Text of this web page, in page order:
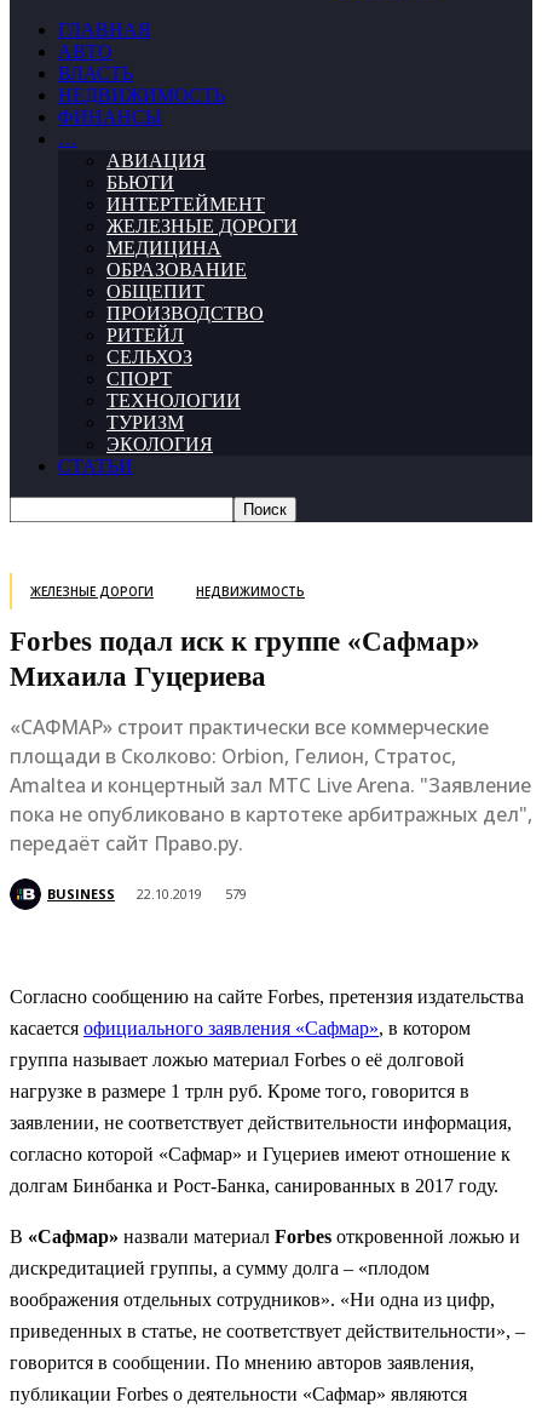
ГЛАВНАЯ
АВТО
ВЛАСТЬ
НЕДВИЖИМОСТЬ
ФИНАНСЫ
…
АВИАЦИЯ
БЬЮТИ
ИНТЕРТЕЙМЕНТ
ЖЕЛЕЗНЫЕ ДОРОГИ
МЕДИЦИНА
ОБРАЗОВАНИЕ
ОБЩЕПИТ
ПРОИЗВОДСТВО
РИТЕЙЛ
СЕЛЬХОЗ
СПОРТ
ТЕХНОЛОГИИ
ТУРИЗМ
ЭКОЛОГИЯ
СТАТЬИ
ЖЕЛЕЗНЫЕ ДОРОГИ НЕДВИЖИМОСТЬ
Forbes подал иск к группе «Сафмар»
Михаила Гуцериева
«САФМАР» строит практически все коммерческие
площади в Сколково: Orbion, Гелион, Стратос,
Amaltea и концертный зал МТС Live Arena. "Заявление
пока не опубликовано в картотеке арбитражных дел",
передаёт сайт Право.ру.
BUSINESS 22.10.2019 579
Согласно сообщению на сайте Forbes, претензия издательства
касается официального заявления «Сафмар», в котором
группа называет ложью материал Forbes о её долговой
нагрузке в размере 1 трлн руб. Кроме того, говорится в
заявлении, не соответствует действительности информация,
согласно которой «Сафмар» и Гуцериев имеют отношение к
долгам Бинбанка и Рост-Банка, санированных в 2017 году.
В «Сафмар» назвали материал Forbes откровенной ложью и
дискредитацией группы, а сумму долга – «плодом
воображения отдельных сотрудников». «Ни одна из цифр,
приведенных в статье, не соответствует действительности», –
говорится в сообщении. По мнению авторов заявления,
публикации Forbes о деятельности «Сафмар» являются